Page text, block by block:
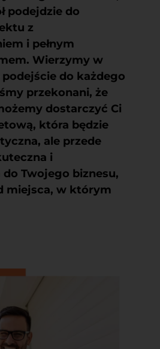
podejdzie do
z
i pełnym
Wierzymy w
do każdego
przekonani, że
dostarczyć Ci
która będzie
ale przede
i
Twojego biznesu,
miejsca, w którym